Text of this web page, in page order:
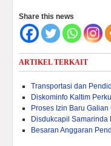
Share this news
ARTIKEL TERKAIT
Transportasi dan
Diskominfo Kaltim
Proses Izin Baru
Disdukcapil Samarinda
Besaran Anggaran